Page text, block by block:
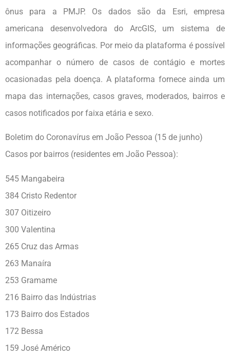
ônus para a PMJP. Os dados são da Esri, empresa
americana desenvolvedora do ArcGIS, um sistema de
informações geográficas. Por meio da plataforma é possível
acompanhar o número de casos de contágio e mortes
ocasionadas pela doença. A plataforma fornece ainda um
mapa das internações, casos graves, moderados, bairros e
casos notificados por faixa etária e sexo.
Boletim do Coronavírus em João Pessoa (15 de junho)
Casos por bairros (residentes em João Pessoa):
545 Mangabeira
384 Cristo Redentor
307 Oitizeiro
300 Valentina
265 Cruz das Armas
263 Manaíra
253 Gramame
216 Bairro das Indústrias
173 Bairro dos Estados
172 Bessa
159 José Américo